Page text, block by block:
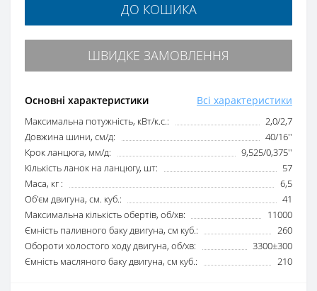
Основні характеристики Всі характеристики
Максимальна потужність, кВт/к.с.:
2,0/2,7
Довжина шини, см/д:
40/16''
Крок ланцюга, мм/д:
9,525/0,375''
Кількість ланок на ланцюгу, шт:
57
Маса, кг :
6,5
Об'єм двигуна, см. куб.:
41
Максимальна кількість обертів, об/хв:
11000
Ємність паливного баку двигуна, см куб.:
260
Обороти холостого ходу двигуна, об/хв:
3300±300
Ємність масляного баку двигуна, см куб.:
210
ДО КОШИКА
ШВИДКЕ ЗАМОВЛЕННЯ